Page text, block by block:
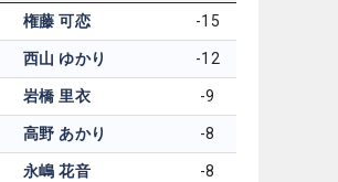
権藤 可恋 -15
西山 ゆかり -12
岩橋 里衣 -9
高野 あかり -8
永嶋 花音 -8